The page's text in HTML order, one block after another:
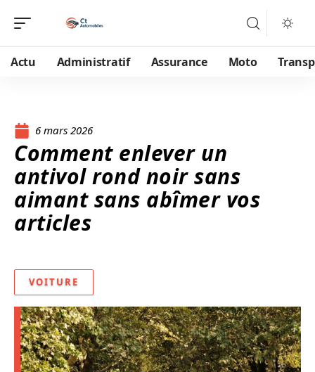
Actu Administratif Assurance Moto
6 mars 2026
Comment enlever un
antivol rond noir sans
aimant sans abîmer vos
articles
VOITURE